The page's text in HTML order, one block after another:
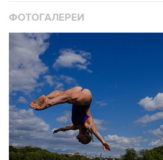
ФОТОГАЛЕРЕИ